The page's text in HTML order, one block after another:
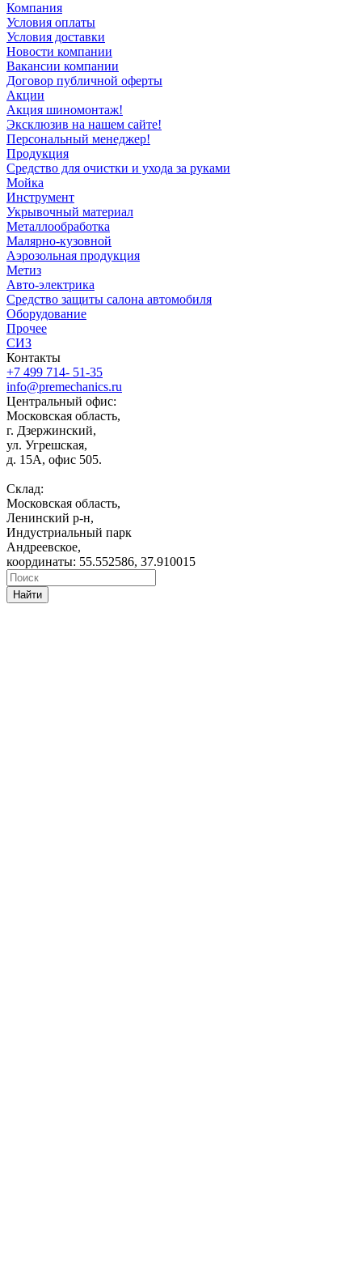
Компания
Условия оплаты
Условия доставки
Новости компании
Вакансии компании
Договор публичной оферты
Акции
Акция шиномонтаж!
Эксклюзив на нашем сайте!
Персональный менеджер!
Продукция
Средство для очистки и ухода за руками
Мойка
Инструмент
Укрывочный материал
Металлообработка
Малярно-кузовной
Аэрозольная продукция
Метиз
Авто-электрика
Средство защиты салона автомобиля
Оборудование
Прочее
СИЗ
Контакты
+7 499 714- 51-35
info@premechanics.ru
Центральный офис:
Московская область,
г. Дзержинский,
ул. Угрешская,
д. 15А, офис 505.
Склад:
Московская область,
Ленинский р-н,
Индустриальный парк
Андреевское,
координаты: 55.552586, 37.910015
Найти